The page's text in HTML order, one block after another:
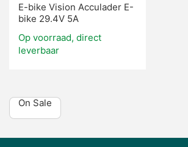
E-bike Vision Acculader E-
bike 29.4V 5A
Op voorraad, direct
leverbaar
On Sale